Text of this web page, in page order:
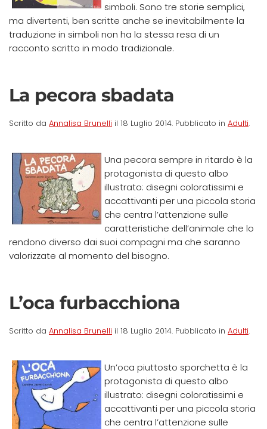
simboli. Sono tre storie semplici,
ma divertenti, ben scritte anche se inevitabilmente la
traduzione in simboli non ha la stessa resa di un
racconto scritto in modo tradizionale.
La pecora sbadata
Scritto da Annalisa Brunelli il 18 Luglio 2014. Pubblicato in Adulti.
Una pecora sempre in ritardo è la
protagonista di questo albo
illustrato: disegni coloratissimi e
accattivanti per una piccola storia
che centra l’attenzione sulle
caratteristiche dell’animale che lo
rendono diverso dai suoi compagni ma che saranno
valorizzate al momento del bisogno.
L’oca furbacchiona
Scritto da Annalisa Brunelli il 18 Luglio 2014. Pubblicato in Adulti.
Un’oca piuttosto sporchetta è la
protagonista di questo albo
illustrato: disegni coloratissimi e
accattivanti per una piccola storia
che centra l’attenzione sulle